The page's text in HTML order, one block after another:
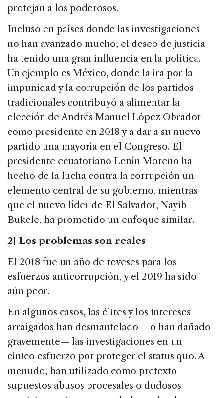
protejan a los poderosos.
Incluso en países donde las investigaciones
no han avanzado mucho, el deseo de justicia
ha tenido una gran influencia en la política.
Un ejemplo es México, donde la ira por la
impunidad y la corrupción de los partidos
tradicionales contribuyó a alimentar la
elección de Andrés Manuel López Obrador
como presidente en 2018 y a dar a su nuevo
partido una mayoría en el Congreso. El
presidente ecuatoriano Lenín Moreno ha
hecho de la lucha contra la corrupción un
elemento central de su gobierno, mientras
que el nuevo líder de El Salvador, Nayib
Bukele, ha prometido un enfoque similar.
2 | Los problemas son reales
El 2018 fue un año de reveses para los
esfuerzos anticorrupción, y el 2019 ha sido
aún peor.
En algunos casos, las élites y los intereses
arraigados han desmantelado —o han dañado
gravemente— las investigaciones en un
cínico esfuerzo por proteger el status quo. A
menudo, han utilizado como pretexto
supuestos abusos procesales o dudosos